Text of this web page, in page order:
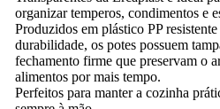
organizar temperos, condimentos e
Produzidos em plástico PP resistente
durabilidade, os potes possuem
fechamento firme que preservam o
alimentos por mais tempo.
Perfeitos para manter a cozinha